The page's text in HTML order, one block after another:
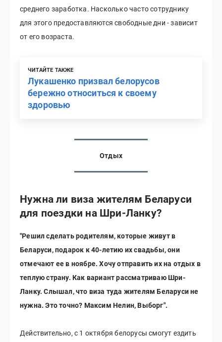
среднего заработка. Насколько часто сотруднику
для этого предоставляются свободные дни - зависит
от его возраста.
ЧИТАЙТЕ ТАКЖЕ
Лукашенко призвал белорусов
бережно относиться к своему
здоровью
Отдых
Нужна ли виза жителям Беларуси
для поездки на Шри-Ланку?
"Решил сделать родителям, которые живут в
Беларуси, подарок к 40-летию их свадьбы, они
отмечают ее в ноябре. Хочу отправить их на отдых в
теплую страну. Как вариант рассматриваю Шри-
Ланку. Слышал, что виза туда жителям Беларуси не
нужна. Это точно? Максим Нелин, Выборг".
Действительно, с 1 октября белорусы смогут ездить